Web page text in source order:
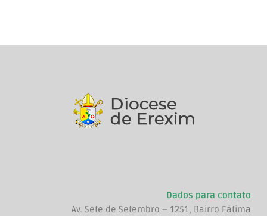
Dados para contato
Av. Sete de Setembro – 1251, Bairro Fátima